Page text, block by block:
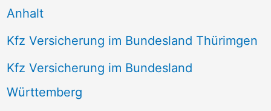
Anhalt
Kfz Versicherung im Bundesland Thürimgen
Kfz Versicherung im Bundesland
Württemberg